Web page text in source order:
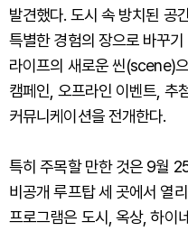
발견했다. 도시 속 방치된 공
특별한 경험의 장으로 바꾸
라이프의 새로운 씬(scene)
캠페인, 오프라인 이벤트, 추
커뮤니케이션을 전개한다.
특히 주목할 만한 것은 9월
비공개 루프탑 세 곳에서 열
프로그램은 도시, 옥상, 하이